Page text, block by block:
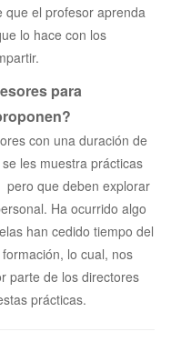
que el profesor aprenda
lo hace con los
para
con una duración de
les muestra prácticas
pero que deben explorar
Ha ocurrido algo
han cedido tiempo del
lo cual, nos
parte de los directores
prácticas.